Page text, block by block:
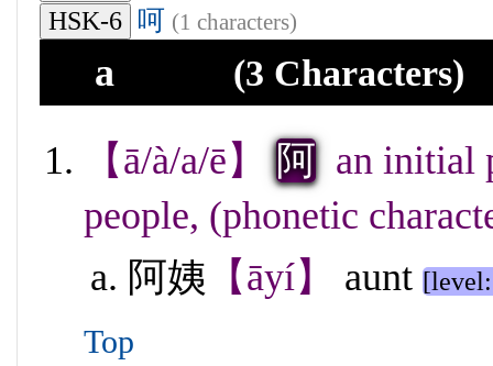
HSK-6 呵 (1 characters)
a (3 Characters)
【ā/à/a/ē】 阿 an initial
people, (phonetic
阿姨 【āyí】 aunt
Top